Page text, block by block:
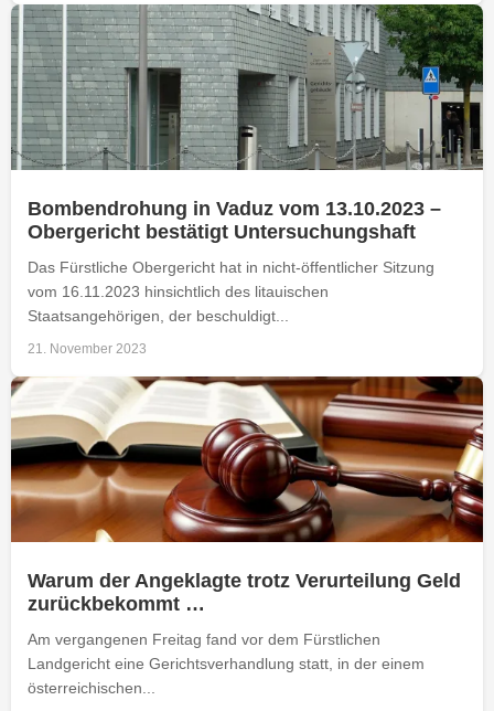
Bombendrohung in Vaduz vom 13.10.2023 –
Obergericht bestätigt Untersuchungshaft
Das Fürstliche Obergericht hat in nicht-öffentlicher Sitzung
vom 16.11.2023 hinsichtlich des litauischen
Staatsangehörigen, der beschuldigt...
21. November 2023
Warum der Angeklagte trotz Verurteilung Geld
zurückbekommt …
Am vergangenen Freitag fand vor dem Fürstlichen
Landgericht eine Gerichtsverhandlung statt, in der einem
österreichischen...